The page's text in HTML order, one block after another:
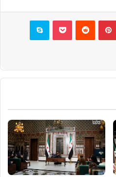
بينتيريست بوكيت سكايب